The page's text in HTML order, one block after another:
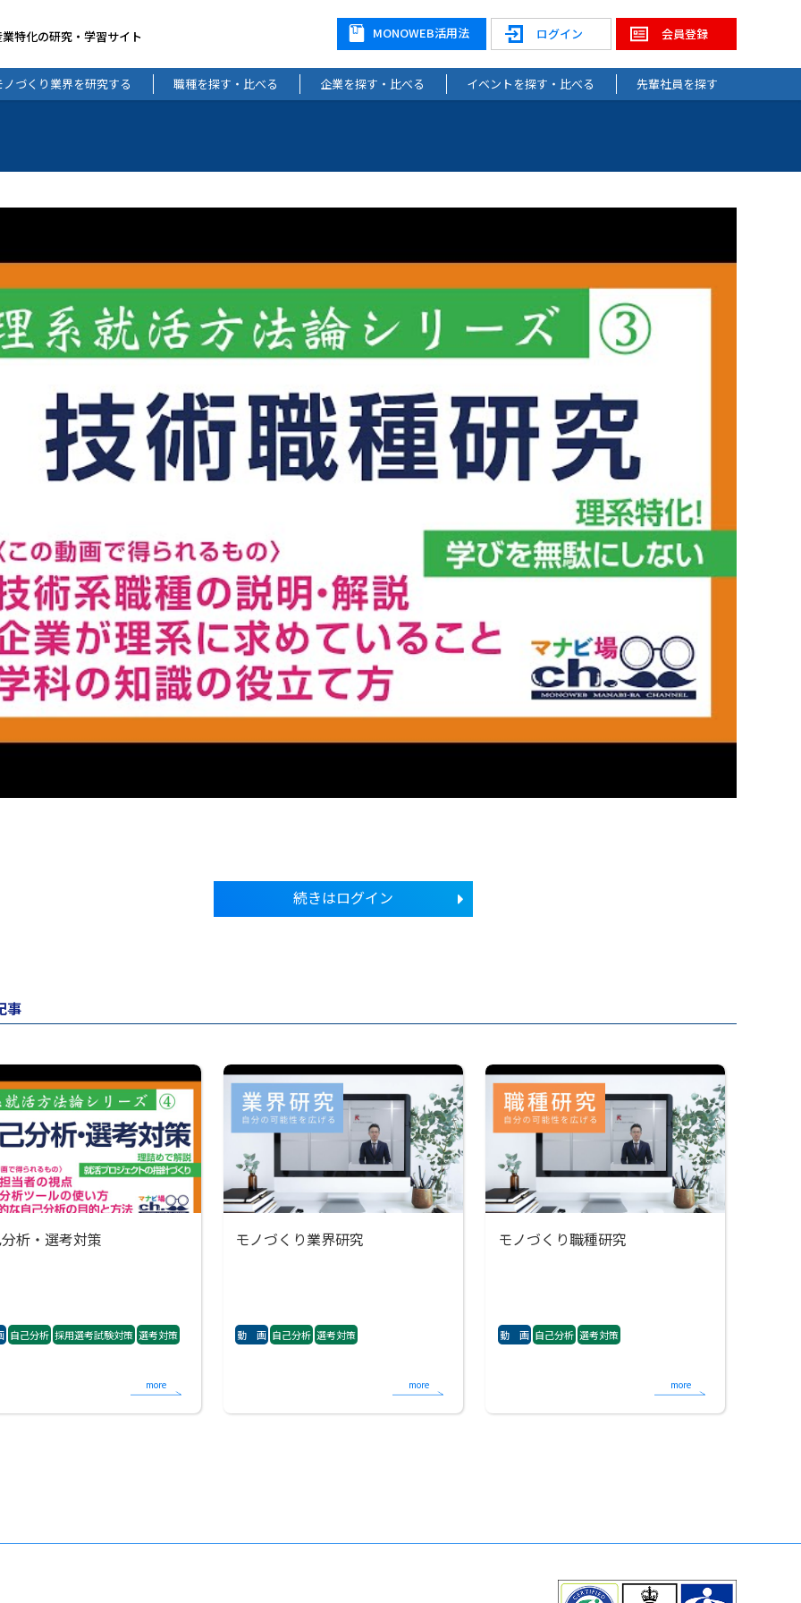
特化の研究・学習サイト 会員登録
ログイン
MONOWEB活用法
ノづくり業界を研究する 職種を探す・比べる 企業を探す・比べる イベントを探す・比べる 先輩社員を探す
続きはログイン
事
析・選考対策
自己分析 採用選考試験対策 選考対策
more
モノづくり業界研究
動 画 自己分析 選考対策
more
モノづくり職種研究
動 画 自己分析 選考対策
more